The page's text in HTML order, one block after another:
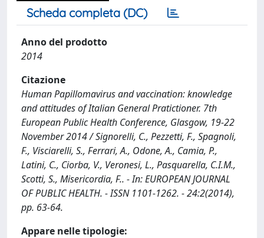
Scheda completa (DC)
Anno del prodotto
2014
Citazione
Human Papillomavirus and vaccination: knowledge
and attitudes of Italian General Pratictioner. 7th
European Public Health Conference, Glasgow, 19-22
November 2014 / Signorelli, C., Pezzetti, F., Spagnoli,
F., Visciarelli, S., Ferrari, A., Odone, A., Camia, P.,
Latini, C., Ciorba, V., Veronesi, L., Pasquarella, C.I.M.,
Scotti, S., Misericordia, F.. - In: EUROPEAN JOURNAL
OF PUBLIC HEALTH. - ISSN 1101-1262. - 24:2(2014),
pp. 63-64.
Appare nelle tipologie: